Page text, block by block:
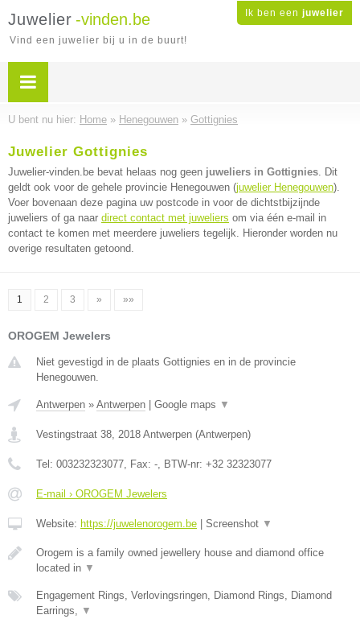
Ik ben een juwelier
Juwelier -vinden.be
Vind een juwelier bij u in de buurt!
U bent nu hier: Home » Henegouwen » Gottignies
Juwelier Gottignies
Juwelier-vinden.be bevat helaas nog geen juweliers in Gottignies. Dit
geldt ook voor de gehele provincie Henegouwen (juwelier Henegouwen).
Voer bovenaan deze pagina uw postcode in voor de dichtstbijzijnde
juweliers of ga naar direct contact met juweliers om via één e-mail in
contact te komen met meerdere juweliers tegelijk. Hieronder worden nu
overige resultaten getoond.
1 2 3 » »»
OROGEM Jewelers
Niet gevestigd in de plaats Gottignies en in de provincie
Henegouwen.
Antwerpen » Antwerpen Google maps ▼
Vestingstraat 38, 2018 Antwerpen (Antwerpen)
Tel: 003232323077, Fax: -, BTW-nr: +32 32323077
E-mail › OROGEM Jewelers
Website: https://juwelenorogem.be Screenshot ▼
Orogem is a family owned jewellery house and diamond office
located in ▼
Engagement Rings, Verlovingsringen, Diamond Rings, Diamond
Earrings, ▼